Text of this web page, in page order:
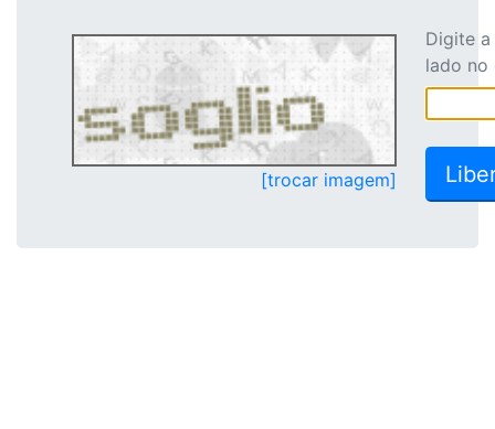
[trocar imagem]
Digite
lado no